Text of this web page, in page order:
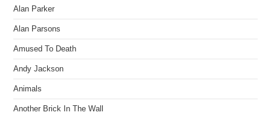
Alan Parker
Alan Parsons
Amused To Death
Andy Jackson
Animals
Another Brick In The Wall